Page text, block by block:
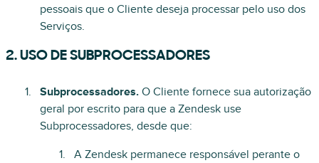
pessoais que o Cliente deseja processar pelo uso dos
Serviços.
2. USO DE SUBPROCESSADORES
Subprocessadores. O Cliente fornece sua autorização
geral por escrito para que a Zendesk use
Subprocessadores, desde que:
A Zendesk permanece responsável perante o